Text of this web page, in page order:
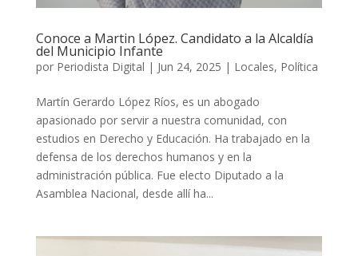
Conoce a Martin López. Candidato a la Alcaldía
del Municipio Infante
por Periodista Digital | Jun 24, 2025 | Locales, Política
Martín Gerardo López Ríos, es un abogado
apasionado por servir a nuestra comunidad, con
estudios en Derecho y Educación. Ha trabajado en la
defensa de los derechos humanos y en la
administración pública. Fue electo Diputado a la
Asamblea Nacional, desde allí ha...